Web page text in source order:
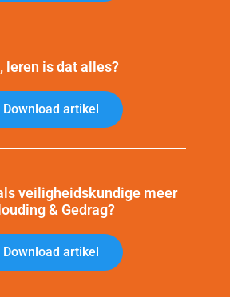
leren is dat alles?
Download artikel
veiligheidskundige meer
& Gedrag?
Download artikel